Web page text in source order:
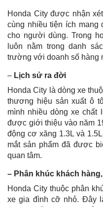
Honda City được nhận
cùng nhiều tiện ích mang
cho người dùng. Trong
luôn nằm trong danh
trường với doanh số hàng
– Lịch sử ra đời
Honda City là dòng xe
thương hiệu sản xuất ô
mình nhiều dòng xe chất
được giới thiệu vào năm
động cơ xăng 1.3L và
mắt sản phẩm đã được
quan tâm.
– Phân khúc khách
Honda City thuộc phân
xe gia đình cỡ nhỏ. Đây